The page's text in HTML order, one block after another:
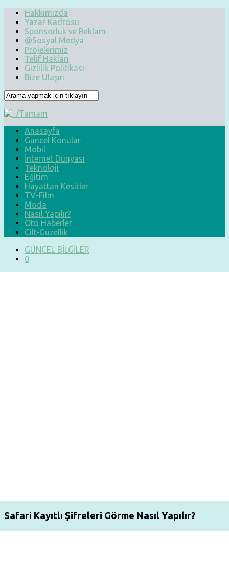
Hakkımızda
Yazar Kadrosu
Sponsorluk ve Reklam
@Sosyal Medya
Projelerimiz
Telif Hakları
Gizlilik Politikası
Bize Ulaşın
Anasayfa
Güncel Konular
Mobil
İnternet Dünyası
Teknoloji
Eğitim
Hayattan Kesitler
TV-Film
Moda
Nasıl Yapılır?
Oto Haberler
Cilt-Güzellik
GÜNCEL BİLGİLER
0
Safari Kayıtlı Şifreleri Görme Nasıl Yapılır?